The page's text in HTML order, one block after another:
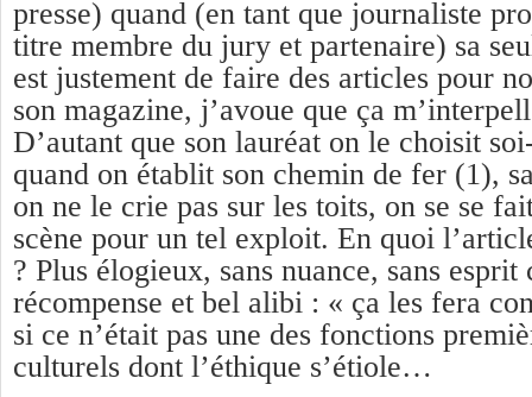
presse) quand (en tant que journaliste
titre membre du jury et partenaire) sa
est justement de faire des articles pour
son magazine, j’avoue que ça
D’autant que son lauréat on le choisit
quand on établit son chemin de fer (1),
on ne le crie pas sur les toits, on se se
scène pour un tel exploit. En quoi
? Plus élogieux, sans nuance, sans
récompense et bel alibi : « ça les fera
si ce n’était pas une des fonctions
culturels dont l’éthique s’étiole…